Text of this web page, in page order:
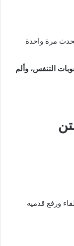
مرة واحدة
التنفس، وألم
ورفع قدميه